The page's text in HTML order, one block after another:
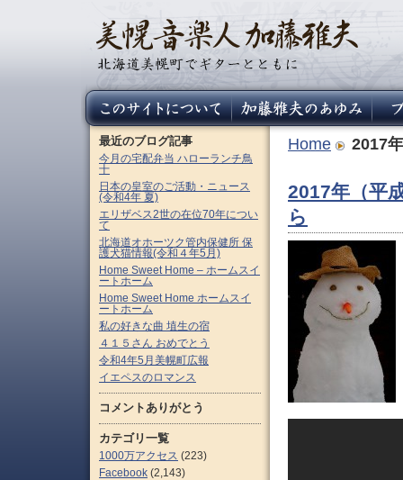
Home 2017
2017年（平
ら
最近のブログ記事
今月の宅配弁当 ハローランチ鳥
十
日本の皇室のご活動・ニュース
(令和4年 夏)
エリザベス2世の在位70年につい
て
北海道オホーツク管内保健所 保
護犬猫情報(令和４年5月)
Home Sweet Home – ホームスイ
ートホーム
Home Sweet Home ホームスイ
ートホーム
私の好きな曲 埴生の宿
４１５さん おめでとう
令和4年5月美幌町広報
イエペスのロマンス
コメントありがとう
カテゴリ一覧
1000万アクセス (223)
Facebook (2,143)